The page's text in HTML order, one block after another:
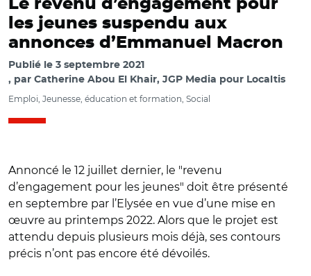
Le revenu d’engagement pour
les jeunes suspendu aux
annonces d’Emmanuel Macron
Publié le 3 septembre 2021
par Catherine Abou El Khair, JGP Media pour Localtis
Emploi, Jeunesse, éducation et formation, Social
Annoncé le 12 juillet dernier, le "revenu
d’engagement pour les jeunes" doit être présenté
en septembre par l’Elysée en vue d’une mise en
œuvre au printemps 2022. Alors que le projet est
attendu depuis plusieurs mois déjà, ses contours
précis n’ont pas encore été dévoilés.